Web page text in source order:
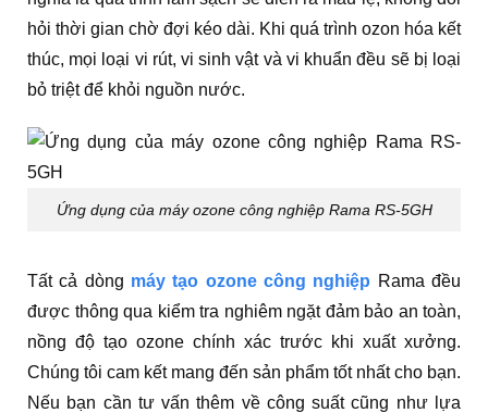
hỏi thời gian chờ đợi kéo dài. Khi quá trình ozon hóa kết
thúc, mọi loại vi rút, vi sinh vật và vi khuẩn đều sẽ bị loại
bỏ triệt để khỏi nguồn nước.
Ứng dụng của máy ozone công nghiệp Rama RS-5GH
Tất cả dòng máy tạo ozone công nghiệp Rama đều
được thông qua kiểm tra nghiêm ngặt đảm bảo an toàn,
nồng độ tạo ozone chính xác trước khi xuất xưởng.
Chúng tôi cam kết mang đến sản phẩm tốt nhất cho bạn.
Nếu bạn cần tư vấn thêm về công suất cũng như lựa